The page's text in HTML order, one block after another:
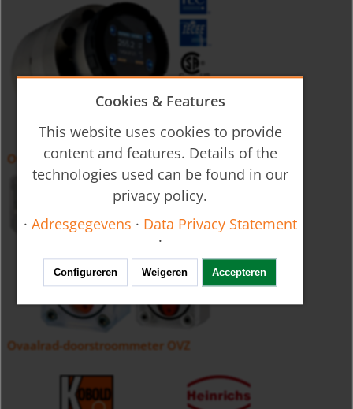
Ovaalrad-doorstroommeter DON-H
Ovaalrad-doorstroommeter OVZ
Cookies & Features
This website uses cookies to provide
content and features. Details of the
technologies used can be found in our
privacy policy.
· Adresgegevens · Data Privacy Statement
·
Configureren Weigeren Accepteren